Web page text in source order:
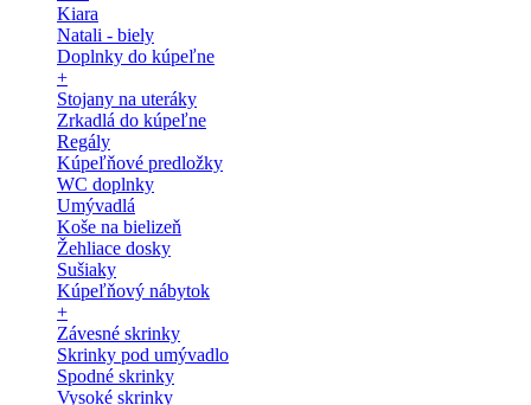
Kiara
Natali - biely
Doplnky do kúpeľne
+
Stojany na uteráky
Zrkadlá do kúpeľne
Regály
Kúpeľňové predložky
WC doplnky
Umývadlá
Koše na bielizeň
Žehliace dosky
Sušiaky
Kúpeľňový nábytok
+
Závesné skrinky
Skrinky pod umývadlo
Spodné skrinky
Vysoké skrinky